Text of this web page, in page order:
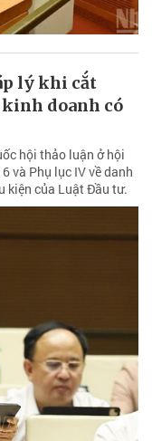
lý khi cắt
kinh doanh có
hội thảo luận ở hội
và Phụ lục IV về danh
kiện của Luật Đầu tư.